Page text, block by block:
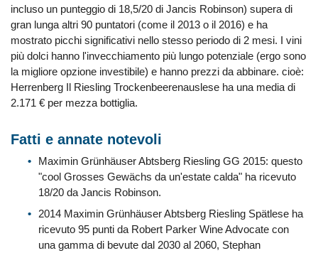
incluso un punteggio di 18,5/20 di Jancis Robinson) supera di
gran lunga altri 90 puntatori (come il 2013 o il 2016) e ha
mostrato picchi significativi nello stesso periodo di 2 mesi. I vini
più dolci hanno l'invecchiamento più lungo potenziale (ergo sono
la migliore opzione investibile) e hanno prezzi da abbinare. cioè:
Herrenberg Il Riesling Trockenbeerenauslese ha una media di
2.171 € per mezza bottiglia.
Fatti e annate notevoli
Maximin Grünhäuser Abtsberg Riesling GG 2015: questo
"cool Grosses Gewächs da un'estate calda" ha ricevuto
18/20 da Jancis Robinson.
2014 Maximin Grünhäuser Abtsberg Riesling Spätlese ha
ricevuto 95 punti da Robert Parker Wine Advocate con
una gamma di bevute dal 2030 al 2060, Stephan